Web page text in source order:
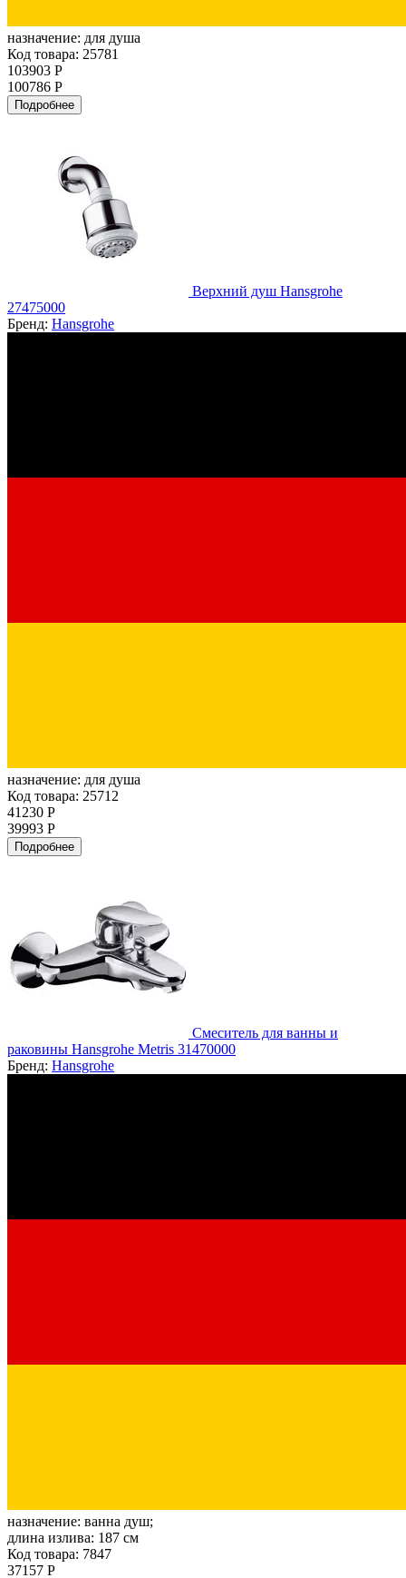
назначение: для душа
Код товара: 25781
103903 Р
100786 Р
Подробнее
Верхний душ Hansgrohe
27475000
Бренд: Hansgrohe
назначение: для душа
Код товара: 25712
41230 Р
39993 Р
Подробнее
Смеситель для ванны и
раковины Hansgrohe Metris 31470000
Бренд: Hansgrohe
назначение: ванна душ;
длина излива: 187 см
Код товара: 7847
37157 Р